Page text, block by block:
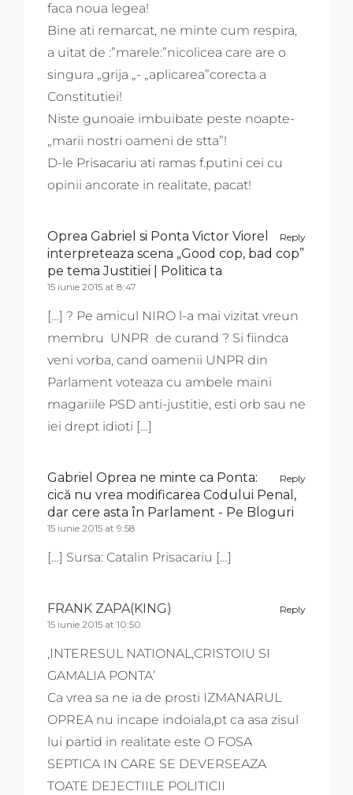
faca noua legea!
Bine ati remarcat, ne minte cum respira,
a uitat de :”marele:”nicolicea care are o
singura „grija „- „aplicarea”corecta a
Constitutiei!
Niste gunoaie imbuibate peste noapte-
„marii nostri oameni de stta”!
D-le Prisacariu ati ramas f.putini cei cu
opinii ancorate in realitate, pacat!
Reply
Oprea Gabriel si Ponta Victor Viorel
interpreteaza scena „Good cop, bad cop”
pe tema Justitiei | Politica ta
15 iunie 2015 at 8:47
[…] ? Pe amicul NIRO l-a mai vizitat vreun
membru UNPR de curand ? Si fiindca
veni vorba, cand oamenii UNPR din
Parlament voteaza cu ambele maini
magariile PSD anti-justitie, esti orb sau ne
iei drept idioti […]
Reply
Gabriel Oprea ne minte ca Ponta:
cică nu vrea modificarea Codului Penal,
dar cere asta în Parlament - Pe Bloguri
15 iunie 2015 at 9:58
[…] Sursa: Catalin Prisacariu […]
Reply
FRANK ZAPA(KING)
15 iunie 2015 at 10:50
,INTERESUL NATIONAL,CRISTOIU SI
GAMALIA PONTA’
Ca vrea sa ne ia de prosti IZMANARUL
OPREA nu incape indoiala,pt ca asa zisul
lui partid in realitate este O FOSA
SEPTICA IN CARE SE DEVERSEAZA
TOATE DEJECTIILE POLITICII